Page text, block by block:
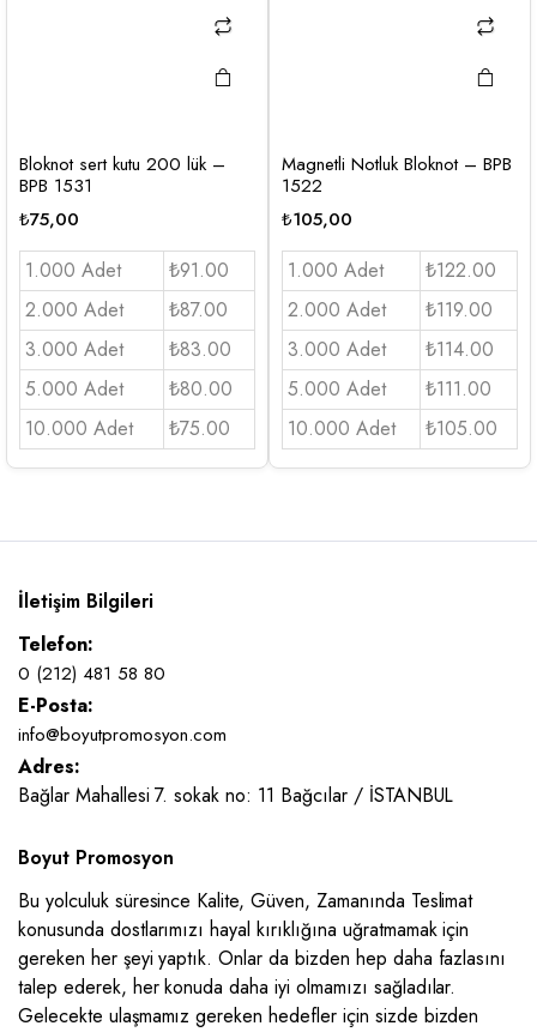
Bloknot sert kutu 200 lük –
BPB 1531
₺75,00
1.000 Adet
₺91.00
2.000 Adet
₺87.00
3.000 Adet
₺83.00
5.000 Adet
₺80.00
10.000 Adet
₺75.00
Magnetli Notluk Bloknot – BPB
1522
₺105,00
1.000 Adet
₺122.00
2.000 Adet
₺119.00
3.000 Adet
₺114.00
5.000 Adet
₺111.00
10.000 Adet
₺105.00
İletişim Bilgileri
Telefon:
0 (212) 481 58 80
E-Posta:
info@boyutpromosyon.com
Adres:
Bağlar Mahallesi 7. sokak no: 11 Bağcılar / İSTANBUL
Boyut Promosyon
Bu yolculuk süresince Kalite, Güven, Zamanında Teslimat
konusunda dostlarımızı hayal kırıklığına uğratmamak için
gereken her şeyi yaptık. Onlar da bizden hep daha fazlasını
talep ederek, her konuda daha iyi olmamızı sağladılar.
Gelecekte ulaşmamız gereken hedefler için sizde bizden